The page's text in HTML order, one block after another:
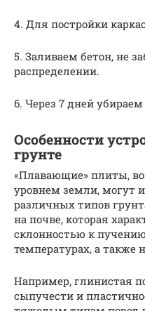
4. Для постройки
5. Заливаем бетон, не
распределении.
6. Через 7 дней
Особенности
грунте
«Плавающие» плиты,
уровнем земли, могут
различных типов
на почве, которая
склонностью к
температурах, а также
Например, глинистая
сыпучести и